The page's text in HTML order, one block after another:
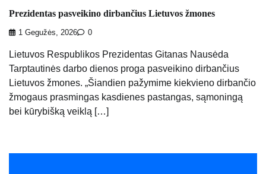
Prezidentas pasveikino dirbančius Lietuvos žmones
1 Gegužės, 2026 0
Lietuvos Respublikos Prezidentas Gitanas Nausėda
Tarptautinės darbo dienos proga pasveikino dirbančius
Lietuvos žmones. „Šiandien pažymime kiekvieno dirbančio
žmogaus prasmingas kasdienes pastangas, sąmoningą
bei kūrybišką veiklą […]